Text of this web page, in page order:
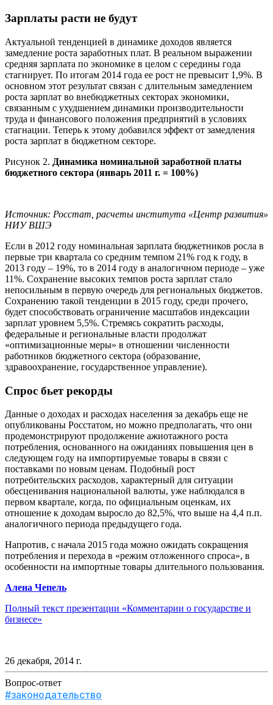
Зарплаты расти не будут
Актуальной тенденцией в динамике доходов является
замедление роста заработных плат. В реальном выражении
средняя зарплата по экономике в целом с середины года
стагнирует. По итогам 2014 года ее рост не превысит 1,9%. В
основном этот результат связан с длительным замедлением
роста зарплат во внебюджетных секторах экономики,
связанным с ухудшением динамики производительности
труда и финансового положения предприятий в условиях
стагнации. Теперь к этому добавился эффект от замедления
роста зарплат в бюджетном секторе.
Рисунок 2. Динамика номинальной заработной платы
бюджетного сектора (январь 2011 г. = 100%)
Источник: Росстат, расчеты института «Центр развития»
НИУ ВШЭ
Если в 2012 году номинальная зарплата бюджетников росла в
первые три квартала со средним темпом 21% год к году, в
2013 году – 19%, то в 2014 году в аналогичном периоде – уже
11%. Сохранение высоких темпов роста зарплат стало
непосильным в первую очередь для региональных бюджетов.
Сохранению такой тенденции в 2015 году, среди прочего,
будет способствовать ограничение масштабов индексации
зарплат уровнем 5,5%. Стремясь сократить расходы,
федеральные и региональные власти продолжат
«оптимизационные меры» в отношении численности
работников бюджетного сектора (образование,
здравоохранение, государственное управление).
Спрос бьет рекорды
Данные о доходах и расходах населения за декабрь еще не
опубликованы Росстатом, но можно предполагать, что они
продемонстрируют продолжение ажиотажного роста
потребления, основанного на ожиданиях повышения цен в
следующем году на импортируемые товары в связи с
поставками по новым ценам. Подобный рост
потребительских расходов, характерный для ситуации
обесценивания национальной валюты, уже наблюдался в
первом квартале, когда, по официальным оценкам, их
отношение к доходам выросло до 82,5%, что выше на 4,4 п.п.
аналогичного периода предыдущего года.
Напротив, с начала 2015 года можно ожидать сокращения
потребления и перехода в «режим отложенного спроса», в
особенности на импортные товары длительного пользования.
Алена Чепель
Полный текст презентации «Комментарии о государстве и
бизнесе»
26 декабря, 2014 г.
Вопрос-ответ
#законодательство